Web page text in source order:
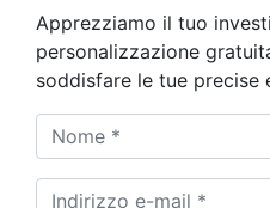
Apprezziamo il tuo
personalizzazione
soddisfare le tue precise